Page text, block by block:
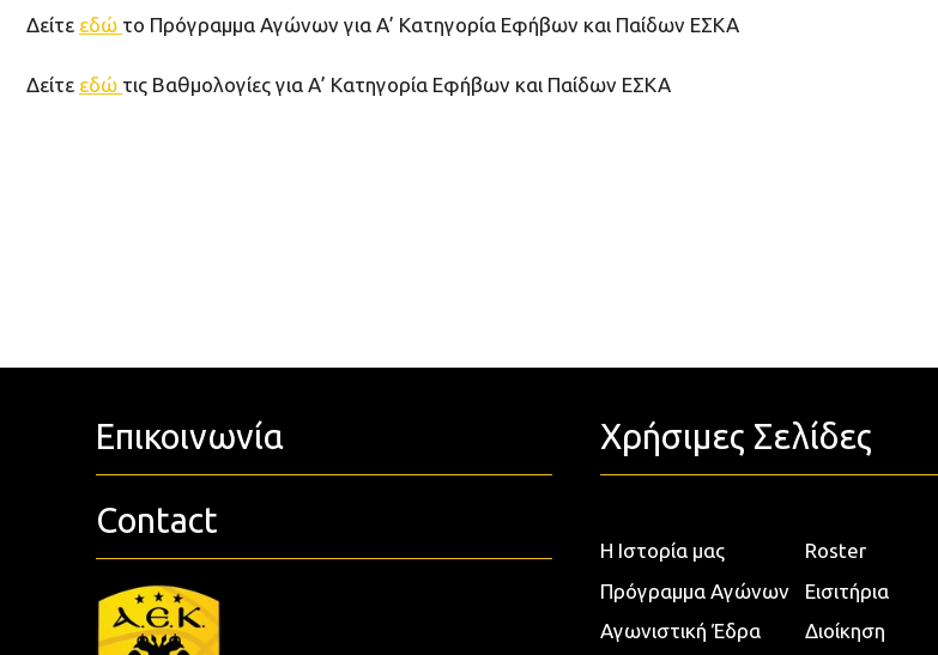
Δείτε εδώ το Πρόγραμμα Αγώνων για Α’ Κατηγορία Εφήβων και Παίδων ΕΣΚΑ
Δείτε εδώ τις Βαθμολογίες για Α’ Κατηγορία Εφήβων και Παίδων ΕΣΚΑ
Επικοινωνία
Contact
Χρήσιμες Σελίδες
Η Ιστορία μας
Roster
Πρόγραμμα Αγώνων
Εισιτήρια
Αγωνιστική Έδρα
Διοίκηση